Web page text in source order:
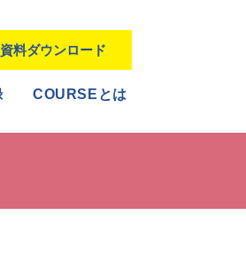
資料ダウンロード
COURSEとは